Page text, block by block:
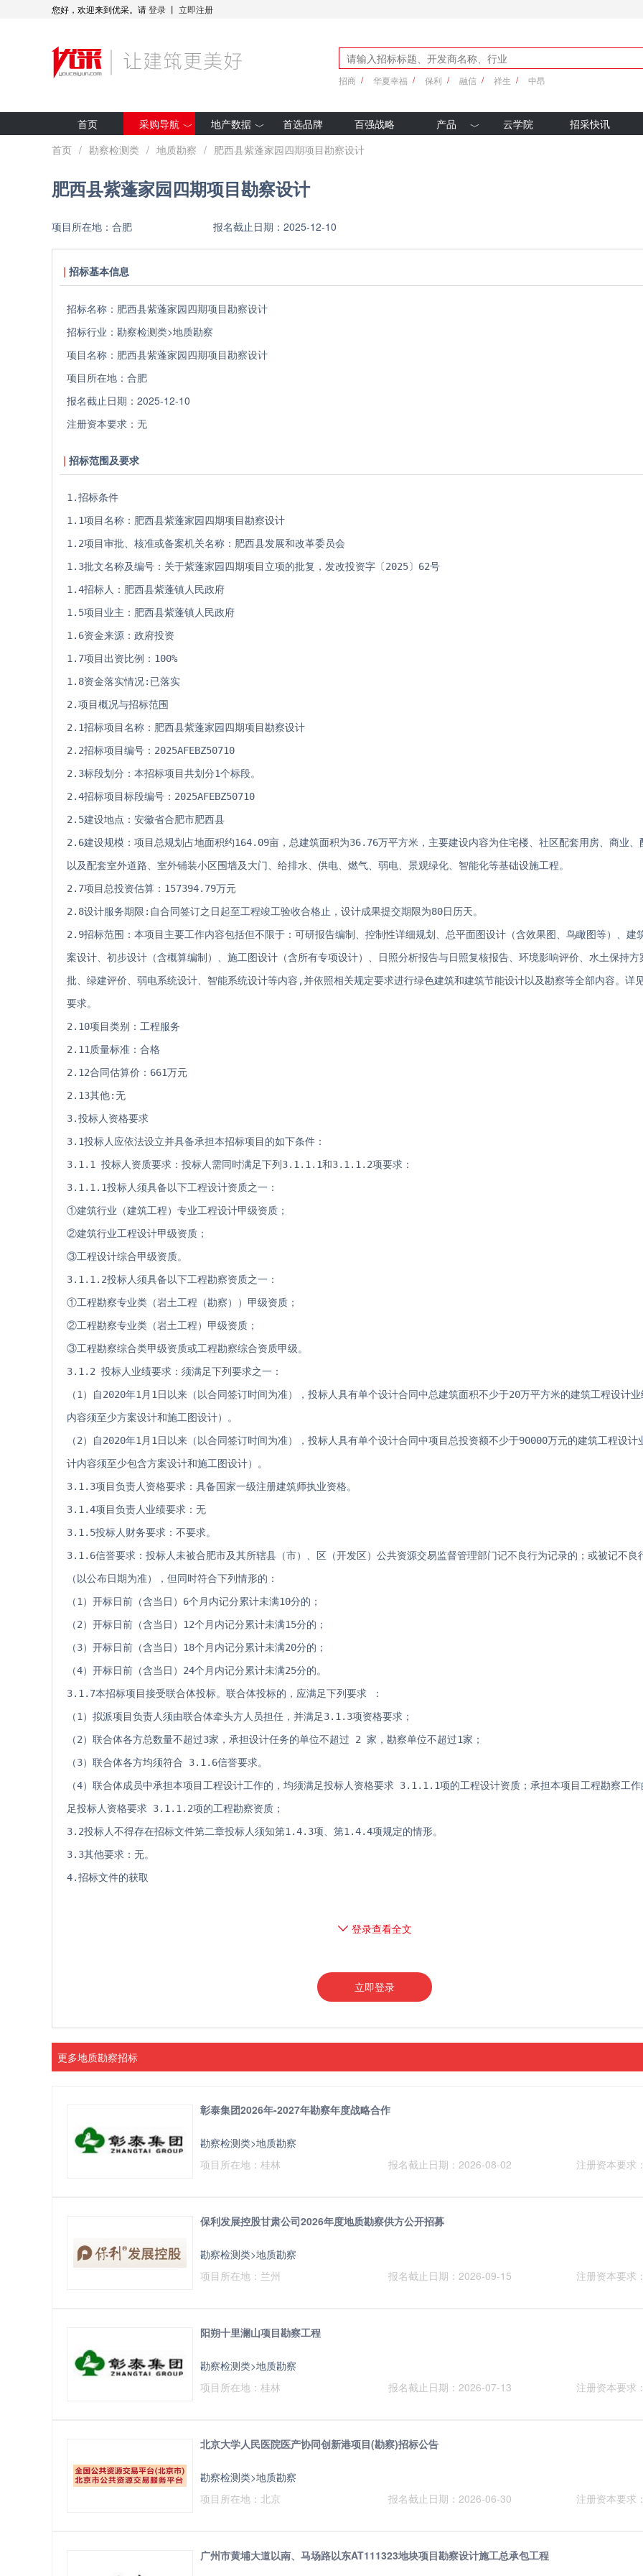
您好，欢迎来到优采。请登录 丨 立即注册
招商 华夏幸福 保利 融信 祥生 中昂
首页
采购导航
最新招标
采购人动态
地产数据
房企拿地
全装修项目
首选品牌 百强战略
产品
云学院
招采快讯
首页 / 勘察检测类 / 地质勘察 / 肥西县紫蓬家园四期项目勘察设计
肥西县紫蓬家园四期项目勘察设计
项目所在地： 合肥 报名截止日期： 2025-12-10
招标基本信息
招标名称： 肥西县紫蓬家园四期项目勘察设计
招标行业： 勘察检测类>地质勘察
项目名称： 肥西县紫蓬家园四期项目勘察设计
项目所在地： 合肥
报名截止日期： 2025-12-10
注册资本要求： 无
招标范围及要求
1.招标条件
1.1项目名称：肥西县紫蓬家园四期项目勘察设计
1.2项目审批、核准或备案机关名称：肥西县发展和改革委员会
1.3批文名称及编号：关于紫蓬家园四期项目立项的批复，发改投资字〔2025〕62号
1.4招标人：肥西县紫蓬镇人民政府
1.5项目业主：肥西县紫蓬镇人民政府
1.6资金来源：政府投资
1.7项目出资比例：100%
1.8资金落实情况:已落实
2.项目概况与招标范围
2.1招标项目名称：肥西县紫蓬家园四期项目勘察设计
2.2招标项目编号：2025AFEBZ50710
2.3标段划分：本招标项目共划分1个标段。
2.4招标项目标段编号：2025AFEBZ50710
2.5建设地点：安徽省合肥市肥西县
2.6建设规模：项目总规划占地面积约164.09亩，总建筑面积为36.76万平方米，主要建设内容为住宅楼、社区配套用房、商业、
以及配套室外道路、室外铺装小区围墙及大门、给排水、供电、燃气、弱电、景观绿化、智能化等基础设施工程。
2.7项目总投资估算：157394.79万元
2.8设计服务期限:自合同签订之日起至工程竣工验收合格止，设计成果提交期限为80日历天。
2.9招标范围：本项目主要工作内容包括但不限于：可研报告编制、控制性详细规划、总平面图设计（含效果图、鸟瞰图等）、建
案设计、初步设计（含概算编制）、施工图设计（含所有专项设计）、日照分析报告与日照复核报告、环境影响评价、水土保持方
批、绿建评价、弱电系统设计、智能系统设计等内容,并依照相关规定要求进行绿色建筑和建筑节能设计以及勘察等全部内容。详
要求。
2.10项目类别：工程服务
2.11质量标准：合格
2.12合同估算价：661万元
2.13其他:无
3.投标人资格要求
3.1投标人应依法设立并具备承担本招标项目的如下条件：
3.1.1 投标人资质要求：投标人需同时满足下列3.1.1.1和3.1.1.2项要求：
3.1.1.1投标人须具备以下工程设计资质之一：
①建筑行业（建筑工程）专业工程设计甲级资质；
②建筑行业工程设计甲级资质；
③工程设计综合甲级资质。
3.1.1.2投标人须具备以下工程勘察资质之一：
①工程勘察专业类（岩土工程（勘察））甲级资质；
②工程勘察专业类（岩土工程）甲级资质；
③工程勘察综合类甲级资质或工程勘察综合资质甲级。
3.1.2 投标人业绩要求：须满足下列要求之一：
（1）自2020年1月1日以来（以合同签订时间为准），投标人具有单个设计合同中总建筑面积不少于20万平方米的建筑工程设计
内容须至少方案设计和施工图设计）。
（2）自2020年1月1日以来（以合同签订时间为准），投标人具有单个设计合同中项目总投资额不少于90000万元的建筑工程设计
计内容须至少包含方案设计和施工图设计）。
3.1.3项目负责人资格要求：具备国家一级注册建筑师执业资格。
3.1.4项目负责人业绩要求：无
3.1.5投标人财务要求：不要求。
3.1.6信誉要求：投标人未被合肥市及其所辖县（市）、区（开发区）公共资源交易监督管理部门记不良行为记录的；或被记不良
（以公布日期为准），但同时符合下列情形的：
（1）开标日前（含当日）6个月内记分累计未满10分的；
（2）开标日前（含当日）12个月内记分累计未满15分的；
（3）开标日前（含当日）18个月内记分累计未满20分的；
（4）开标日前（含当日）24个月内记分累计未满25分的。
3.1.7本招标项目接受联合体投标。联合体投标的，应满足下列要求 ：
（1）拟派项目负责人须由联合体牵头方人员担任，并满足3.1.3项资格要求；
（2）联合体各方总数量不超过3家，承担设计任务的单位不超过 2 家，勘察单位不超过1家；
（3）联合体各方均须符合 3.1.6信誉要求。
（4）联合体成员中承担本项目工程设计工作的，均须满足投标人资格要求 3.1.1.1项的工程设计资质；承担本项目工程勘察工
足投标人资格要求 3.1.1.2项的工程勘察资质；
3.2投标人不得存在招标文件第二章投标人须知第1.4.3项、第1.4.4项规定的情形。
3.3其他要求：无。
4.招标文件的获取
登录查看全文
立即登录
更多地质勘察招标
彰泰集团2026年-2027年勘察年度战略合作
勘察检测类>地质勘察
项目所在地：桂林
报名截止日期：2026-08-02 注册资本要求
保利发展控股甘肃公司2026年度地质勘察供方公开招募
勘察检测类>地质勘察
项目所在地：兰州
报名截止日期：2026-09-15 注册资本要求
阳朔十里澜山项目勘察工程
勘察检测类>地质勘察
项目所在地：桂林
报名截止日期：2026-07-13 注册资本要求
北京大学人民医院医产协同创新港项目(勘察)招标公告
勘察检测类>地质勘察
项目所在地：北京
报名截止日期：2026-06-30 注册资本要求
广州市黄埔大道以南、马场路以东AT111323地块项目勘察设计施工总承包工程